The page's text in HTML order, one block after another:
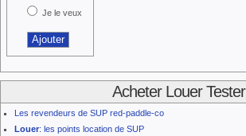
Je le veux
Acheter Louer Tester
Les revendeurs de SUP red-paddle-co
Louer: les points location de SUP